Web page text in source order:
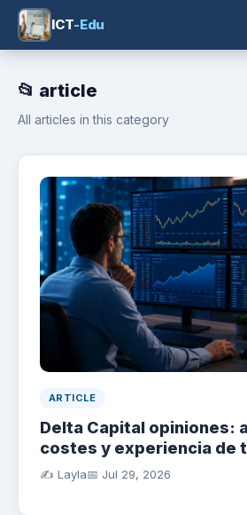
ICT-Edu
📂 article
All articles in this category
ARTICLE
Delta Capital opiniones:
costes y experiencia de
✍️ Layla📅 Jul 29, 2026